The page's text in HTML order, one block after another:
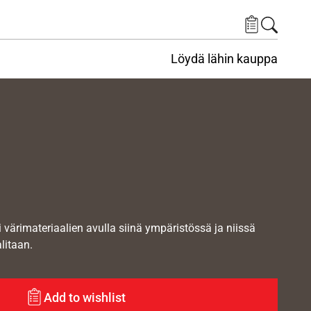
Löydä lähin kauppa
avulla siinä ympäristössä ja niissä
Add to wishlist